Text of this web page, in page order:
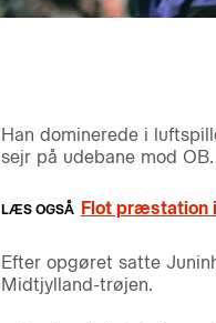
Han dominerede i
sejr på udebane mod OB.
Flot præstation
Efter opgøret satte
Midtjylland-trøjen.